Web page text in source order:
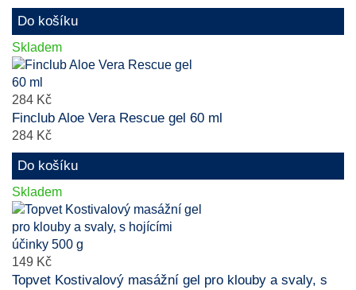
Do košíku
Skladem
284 Kč
Finclub Aloe Vera Rescue gel 60 ml
284 Kč
Do košíku
Skladem
149 Kč
Topvet Kostivalový masážní gel pro klouby a svaly, s